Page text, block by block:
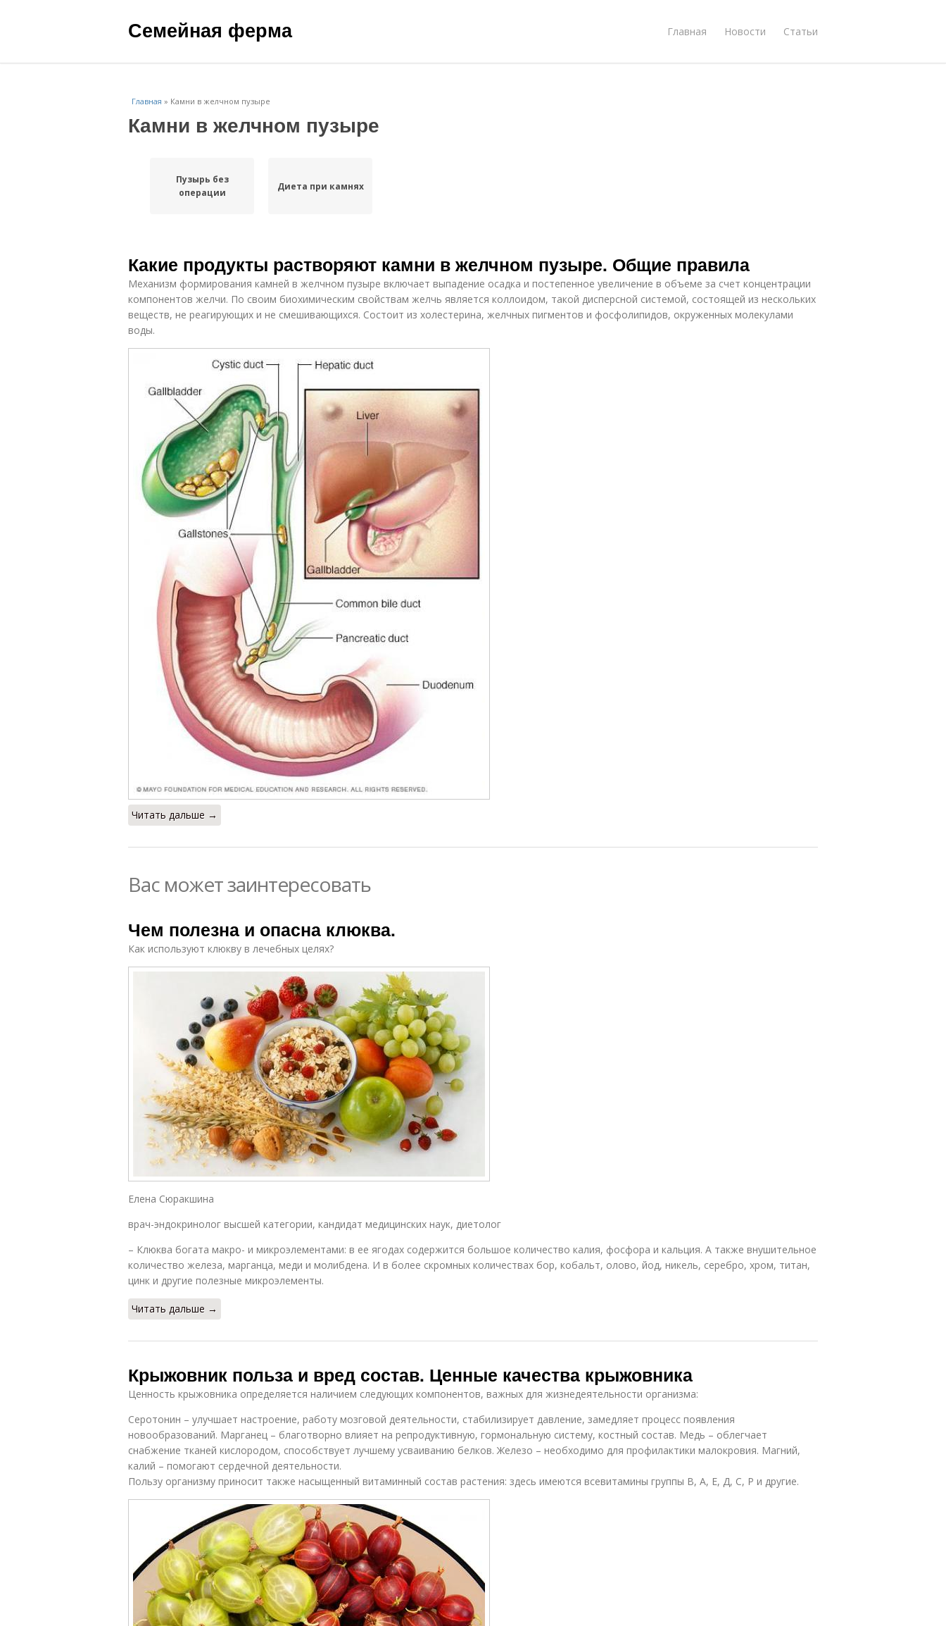
Семейная ферма Главная Новости Статьи
Главная » Камни в желчном пузыре
Камни в желчном пузыре
Пузырь без
операции
Диета при камнях
Какие продукты растворяют камни в желчном пузыре. Общие правила
Механизм формирования камней в желчном пузыре включает выпадение осадка и постепенное увеличение в объеме за счет концентрации
компонентов желчи. По своим биохимическим свойствам желчь является коллоидом, такой дисперсной системой, состоящей из нескольких
веществ, не реагирующих и не смешивающихся. Состоит из холестерина, желчных пигментов и фосфолипидов, окруженных молекулами
воды.
Читать дальше →
Вас может заинтересовать
Чем полезна и опасна клюква.
Как используют клюкву в лечебных целях?
Елена Сюракшина
врач-эндокринолог высшей категории, кандидат медицинских наук, диетолог
– Клюква богата макро- и микроэлементами: в ее ягодах содержится большое количество калия, фосфора и кальция. А также внушительное
количество железа, марганца, меди и молибдена. И в более скромных количествах бор, кобальт, олово, йод, никель, серебро, хром, титан,
цинк и другие полезные микроэлементы.
Читать дальше →
Крыжовник польза и вред состав. Ценные качества крыжовника
Ценность крыжовника определяется наличием следующих компонентов, важных для жизнедеятельности организма:
Серотонин – улучшает настроение, работу мозговой деятельности, стабилизирует давление, замедляет процесс появления
новообразований. Марганец – благотворно влияет на репродуктивную, гормональную систему, костный состав. Медь – облегчает
снабжение тканей кислородом, способствует лучшему усваиванию белков. Железо – необходимо для профилактики малокровия. Магний,
калий – помогают сердечной деятельности.
Пользу организму приносит также насыщенный витаминный состав растения: здесь имеются всевитамины группы В, А, Е, Д, С, Р и другие.